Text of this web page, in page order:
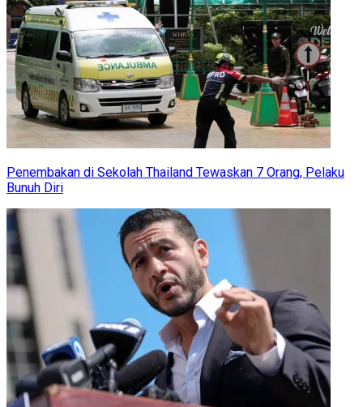
Penembakan di Sekolah Thailand Tewaskan 7 Orang, Pelaku
Bunuh Diri